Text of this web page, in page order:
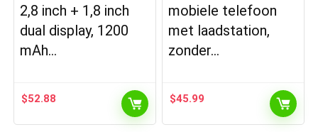
2,8 inch + 1,8 inch
dual display, 1200
mAh…
$52.88
mobiele telefoon
met laadstation,
zonder…
$45.99